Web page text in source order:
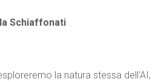
Schiaffonati
la natura stessa dell'AI,